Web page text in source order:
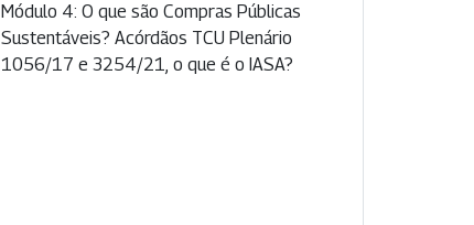
Módulo 4: O que são Compras Públicas
Sustentáveis? Acórdãos TCU Plenário
1056/17 e 3254/21, o que é o IASA?